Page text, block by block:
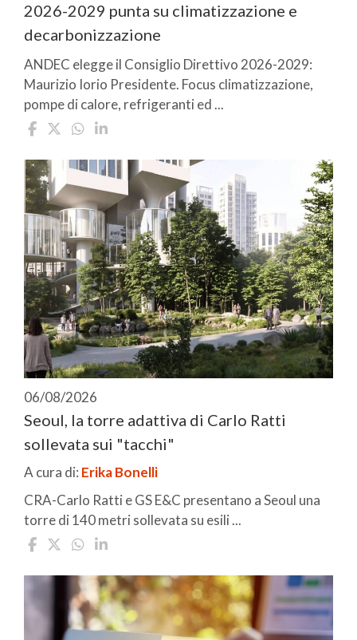
2026-2029 punta su climatizzazione e
decarbonizzazione
ANDEC elegge il Consiglio Direttivo 2026-2029:
Maurizio Iorio Presidente. Focus climatizzazione,
pompe di calore, refrigeranti ed ...
06/08/2026
Seoul, la torre adattiva di Carlo Ratti
sollevata sui "tacchi"
A cura di: Erika Bonelli
CRA-Carlo Ratti e GS E&C presentano a Seoul una
torre di 140 metri sollevata su esili ...